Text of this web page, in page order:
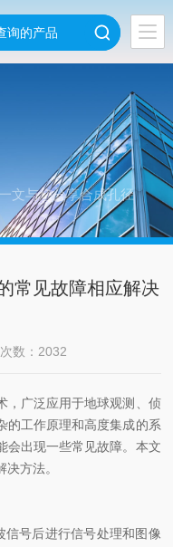
文与您分享合成孔径
常见故障相应解决
数：2032
广泛应用于地球观测、侦
的工作原理和高度集成的系
会出现一些常见故障。本文
方法。
号后进行信号处理和图像